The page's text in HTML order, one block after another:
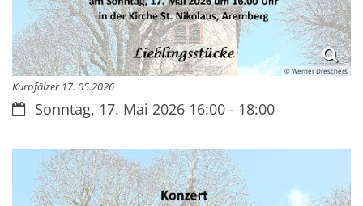
© Werner Dreschers
Kurpfälzer 17. 05.2026
Datum:Sonntag, 17. Mai 2026 16:00 - 18:00